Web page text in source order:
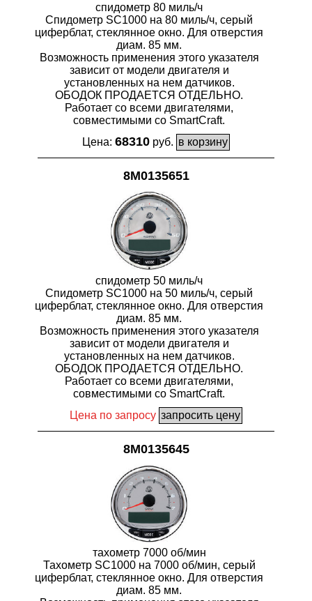
спидометр 80 миль/ч
Спидометр SC1000 на 80 миль/ч, серый
циферблат, стеклянное окно. Для отверстия
диам. 85 мм.
Возможность применения этого указателя
зависит от модели двигателя и
установленных на нем датчиков.
ОБОДОК ПРОДАЕТСЯ ОТДЕЛЬНО.
Работает со всеми двигателями,
совместимыми со SmartCraft.
Цена: 68310 руб.
8M0135651
спидометр 50 миль/ч
Спидометр SC1000 на 50 миль/ч, серый
циферблат, стеклянное окно. Для отверстия
диам. 85 мм.
Возможность применения этого указателя
зависит от модели двигателя и
установленных на нем датчиков.
ОБОДОК ПРОДАЕТСЯ ОТДЕЛЬНО.
Работает со всеми двигателями,
совместимыми со SmartCraft.
Цена по запросу
8M0135645
тахометр 7000 об/мин
Тахометр SC1000 на 7000 об/мин, серый
циферблат, стеклянное окно. Для отверстия
диам. 85 мм.